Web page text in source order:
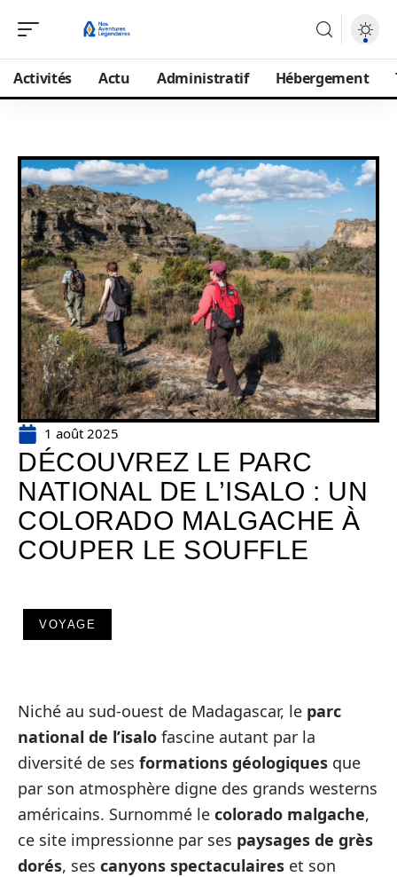
Activités Actu Administratif Hébergement
1 août 2025
DÉCOUVREZ LE PARC
NATIONAL DE L’ISALO : UN
COLORADO MALGACHE À
COUPER LE SOUFFLE
VOYAGE
Niché au sud-ouest de Madagascar, le parc
national de l’isalo fascine autant par la
diversité de ses formations géologiques que
par son atmosphère digne des grands westerns
américains. Surnommé le colorado malgache,
ce site impressionne par ses paysages de grès
dorés, ses canyons spectaculaires et son